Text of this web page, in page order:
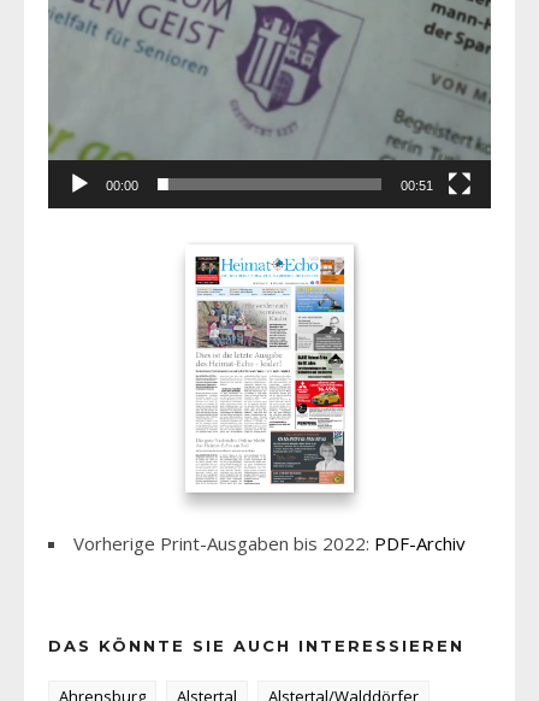
00:00 00:51
Vorherige Print-Ausgaben bis 2022: PDF-Archiv
DAS KÖNNTE SIE AUCH INTERESSIEREN
Ahrensburg Alstertal
Alstertal/Walddörfer